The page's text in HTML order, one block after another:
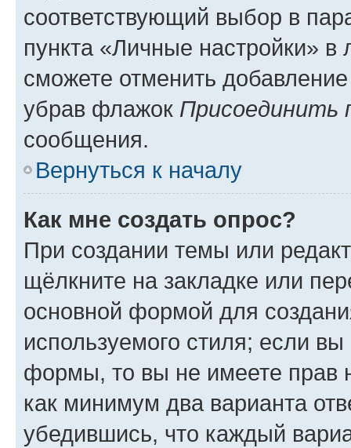
соответствующий выбор в
пункта «Личные настройки»
сможете отменить
убрав флажок Присоединить
сообщения.
Вернуться к началу
Как мне создать опрос?
При создании темы или
щёлкните на закладке или
основной формой для
используемого стиля; если
формы, то вы не имеете прав
как минимум два варианта
убедившись, что каждый